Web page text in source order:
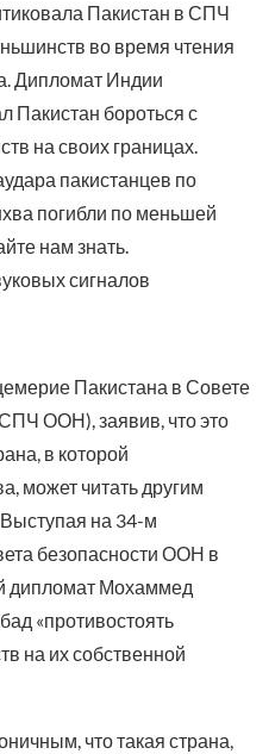
Пакистан в СПЧ
во время чтения
Дипломат Индии
Пакистан бороться с
на своих границах.
пакистанцев по
погибли по меньшей
нам знать.
сигналов
Пакистана в Совете
ООН), заявив, что это
в которой
может читать другим
на 34-м
безопасности ООН в
дипломат Мохаммед
«противостоять
на их собственной
что такая страна,